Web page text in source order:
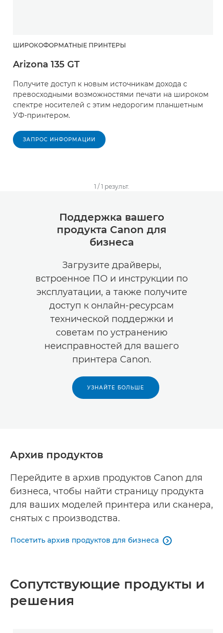
ШИРОКОФОРМАТНЫЕ ПРИНТЕРЫ
Arizona 135 GT
Получите доступ к новым источникам дохода с
превосходными возможностями печати на широком
спектре носителей с этим недорогим планшетным
УФ-принтером.
ЗАПРОС ИНФОРМАЦИИ
1 / 1 результ.
Поддержка вашего
продукта Canon для
бизнеса
Загрузите драйверы,
встроенное ПО и инструкции по
эксплуатации, а также получите
доступ к онлайн-ресурсам
технической поддержки и
советам по устранению
неисправностей для вашего
принтера Canon.
УЗНАЙТЕ БОЛЬШЕ
Архив продуктов
Перейдите в архив продуктов Canon для
бизнеса, чтобы найти страницу продукта
для ваших моделей принтера или сканера,
снятых с производства.
Посетить архив продуктов для бизнеса 
Сопутствующие продукты и
решения